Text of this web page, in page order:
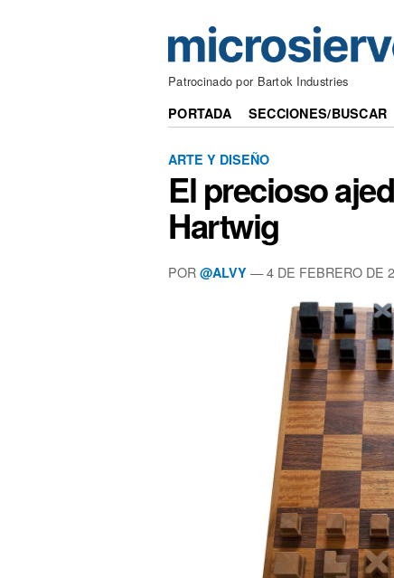
Patrocinado por Bartok Industries
PORTADA SECCIONES/BUSCAR
ARTE Y DISEÑO
El precioso
Hartwig
POR @ALVY — 4 DE FEBRERO DE